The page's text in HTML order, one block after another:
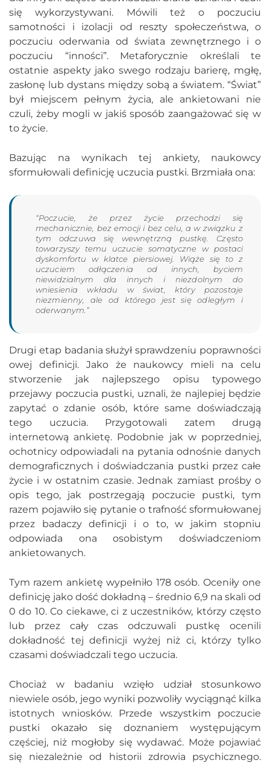
się wykorzystywani. Mówili też o poczuciu
samotności i izolacji od reszty społeczeństwa, o
poczuciu oderwania od świata zewnętrznego i o
poczuciu “inności”. Metaforycznie określali te
ostatnie aspekty jako swego rodzaju barierę, mgłę,
zasłonę lub dystans między sobą a światem. “Świat”
był miejscem pełnym życia, ale ankietowani nie
czuli, żeby mogli w jakiś sposób zaangażować się w
to życie.
Bazując na wynikach tej ankiety, naukowcy
sformułowali definicję uczucia pustki. Brzmiała ona:
“Poczucie, że przez życie przechodzi się
mechanicznie, bez emocji i bez celu, a w związku z
tym odczuwa się wewnętrzną pustkę. Często
towarzyszy temu uczucie somatyczne w postaci
dyskomfortu w klatce piersiowej. Wiąże się to z
uczuciem odłączenia od innych, byciem
niewidzialnym dla innych i niezdolnym do
wniesienia wkładu w świat, który pozostaje
niezmienny, ale od którego jest się odległym i
oderwanym.”
Drugi etap badania służył sprawdzeniu poprawności
owej definicji. Jako że naukowcy mieli na celu
stworzenie jak najlepszego opisu typowego
przejawy poczucia pustki, uznali, że najlepiej będzie
zapytać o zdanie osób, które same doświadczają
tego uczucia. Przygotowali zatem drugą
internetową ankietę. Podobnie jak w poprzedniej,
ochotnicy odpowiadali na pytania odnośnie danych
demograficznych i doświadczania pustki przez całe
życie i w ostatnim czasie. Jednak zamiast prośby o
opis tego, jak postrzegają poczucie pustki, tym
razem pojawiło się pytanie o trafność sformułowanej
przez badaczy definicji i o to, w jakim stopniu
odpowiada ona osobistym doświadczeniom
ankietowanych.
Tym razem ankietę wypełniło 178 osób. Oceniły one
definicję jako dość dokładną – średnio 6,9 na skali od
0 do 10. Co ciekawe, ci z uczestników, którzy często
lub przez cały czas odczuwali pustkę ocenili
dokładność tej definicji wyżej niż ci, którzy tylko
czasami doświadczali tego uczucia.
Chociaż w badaniu wzięło udział stosunkowo
niewiele osób, jego wyniki pozwoliły wyciągnąć kilka
istotnych wniosków. Przede wszystkim poczucie
pustki okazało się doznaniem występującym
częściej, niż mogłoby się wydawać. Może pojawiać
się niezależnie od historii zdrowia psychicznego.